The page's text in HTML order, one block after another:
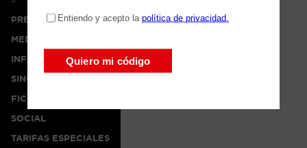
PRENSA
MEDIA
INFO
SINOPSIS
FICHA ARTÍSTICA
SOCIAL
TARIFAS ESPECIALES